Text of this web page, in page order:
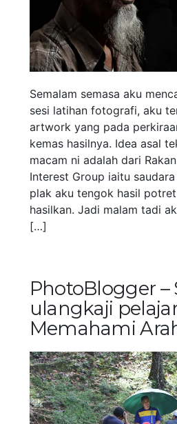
Semalam semasa aku
sesi latihan fotografi, aku
artwork yang pada
kemas hasilnya. Idea asal
macam ni adalah dari
Interest Group iaitu
plak aku tengok hasil
hasilkan. Jadi malam tadi
[…]
PhotoBlogger –
ulangkaji
Memahami